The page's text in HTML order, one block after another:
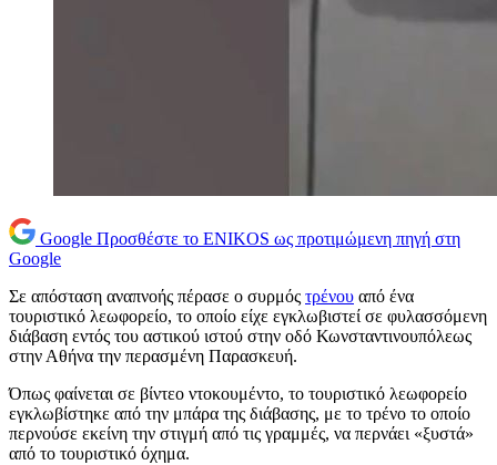
Google Προσθέστε το ENIKOS ως προτιμώμενη πηγή στη
Google
Σε απόσταση αναπνοής πέρασε ο συρμός τρένου από ένα
τουριστικό λεωφορείο, το οποίο είχε εγκλωβιστεί σε φυλασσόμενη
διάβαση εντός του αστικού ιστού στην οδό Κωνσταντινουπόλεως
στην Αθήνα την περασμένη Παρασκευή.
Όπως φαίνεται σε βίντεο ντοκουμέντο, το τουριστικό λεωφορείο
εγκλωβίστηκε από την μπάρα της διάβασης, με το τρένο το οποίο
περνούσε εκείνη την στιγμή από τις γραμμές, να περνάει «ξυστά»
από το τουριστικό όχημα.